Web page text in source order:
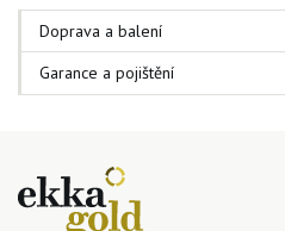
Doprava a balení
Garance a pojištění